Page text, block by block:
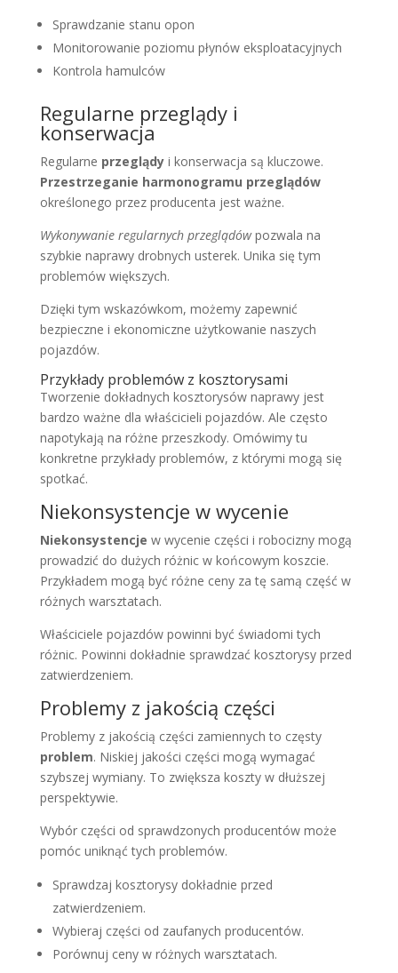
Sprawdzanie stanu opon
Monitorowanie poziomu płynów eksploatacyjnych
Kontrola hamulców
Regularne przeglądy i
konserwacja
Regularne przeglądyi konserwacja są kluczowe.
Przestrzeganie harmonogramu przeglądów
określonego przez producenta jest ważne.
Wykonywanie regularnych przeglądówpozwala na
szybkie naprawy drobnych usterek. Unika się tym
problemów większych.
Dzięki tym wskazówkom, możemy zapewnić
bezpieczne i ekonomiczne użytkowanie naszych
pojazdów.
Przykłady problemów z kosztorysami
Tworzenie dokładnych kosztorysów naprawy jest
bardzo ważne dla właścicieli pojazdów. Ale często
napotykają na różne przeszkody. Omówimy tu
konkretne przykłady problemów, z którymi mogą się
spotkać.
Niekonsystencje w wycenie
Niekonsystencje w wycenie części i robocizny mogą
prowadzić do dużych różnic w końcowym koszcie.
Przykładem mogą być różne ceny za tę samą część w
różnych warsztatach.
Właściciele pojazdów powinni być świadomi tych
różnic. Powinni dokładnie sprawdzać kosztorysy przed
zatwierdzeniem.
Problemy z jakością części
Problemy z jakością części zamiennych to częsty
problem. Niskiej jakości części mogą wymagać
szybszej wymiany. To zwiększa koszty w dłuższej
perspektywie.
Wybór części od sprawdzonych producentów może
pomóc uniknąć tych problemów.
Sprawdzaj kosztorysy dokładnie przed
zatwierdzeniem.
Wybieraj części od zaufanych producentów.
Porównuj ceny w różnych warsztatach.